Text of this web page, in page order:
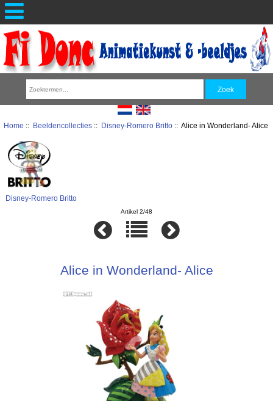
Home :: Beeldencollecties:: Disney-Romero Britto:: Alice in Wonderland- Alice
Disney-Romero Britto
Artikel 2/48
Alice in Wonderland- Alice